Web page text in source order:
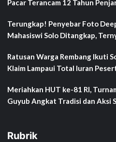
Pacar Terancam 12 Tahun
Terungkap! Penyebar Foto
Mahasiswi Solo Ditangkap,
Ratusan Warga Rembang Ikuti
Klaim Lampaui Total Iuran
Meriahkan HUT ke-81 RI,
Guyub Angkat Tradisi dan Aksi
Rubrik